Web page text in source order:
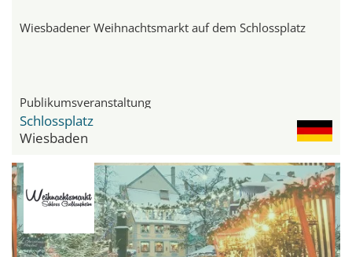
Wiesbadener Weihnachtsmarkt auf dem Schlossplatz
Publikumsveranstaltung
Schlossplatz
Wiesbaden